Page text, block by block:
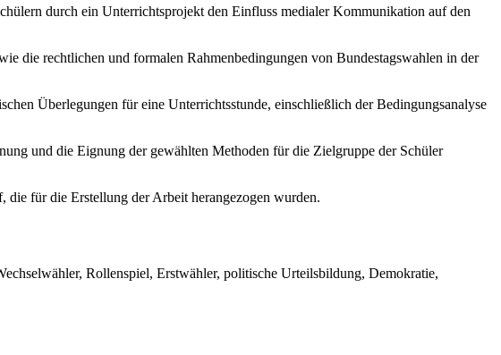
durch ein Unterrichtsprojekt den Einfluss medialer Kommunikation auf den
die rechtlichen und formalen Rahmenbedingungen von Bundestagswahlen in der
Überlegungen für eine Unterrichtsstunde, einschließlich der Bedingungsanalyse
und die Eignung der gewählten Methoden für die Zielgruppe der Schüler
die für die Erstellung der Arbeit herangezogen wurden.
Rollenspiel, Erstwähler, politische Urteilsbildung, Demokratie,